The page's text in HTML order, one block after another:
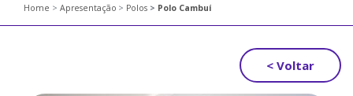
Home Apresentação Polos Polo Cambuí
< Voltar